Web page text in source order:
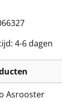
4-6 dagen
Asrooster